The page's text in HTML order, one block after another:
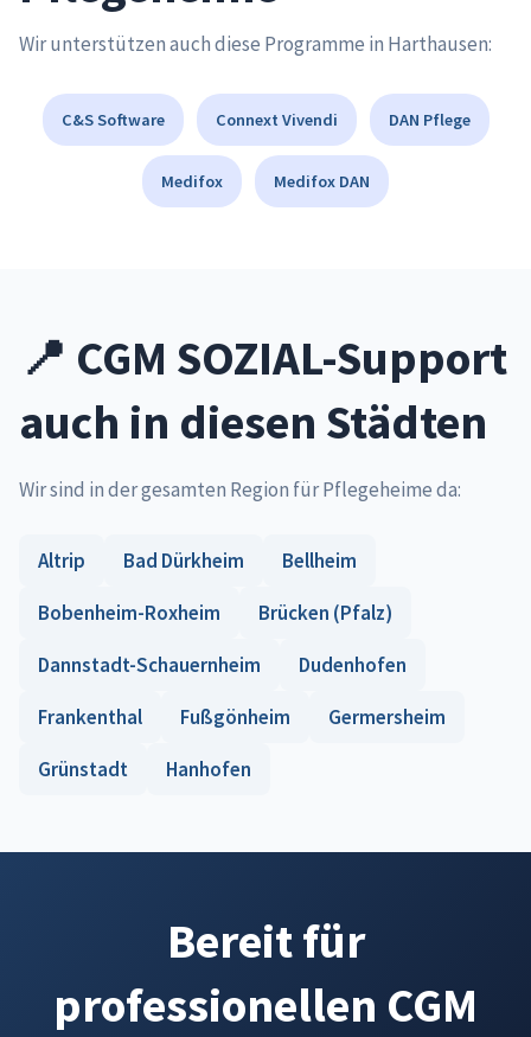
Wir unterstützen auch diese Programme in Harthausen:
C&S Software Connext Vivendi DAN Pflege
Medifox Medifox DAN
📍 CGM SOZIAL-Support
auch in diesen Städten
Wir sind in der gesamten Region für Pflegeheime da:
Altrip Bad Dürkheim
Bellheim
Bobenheim-Roxheim
Brücken (Pfalz)
Dannstadt-Schauernheim
Dudenhofen
Frankenthal
Fußgönheim
Germersheim
Grünstadt
Hanhofen
Bereit für
professionellen CGM